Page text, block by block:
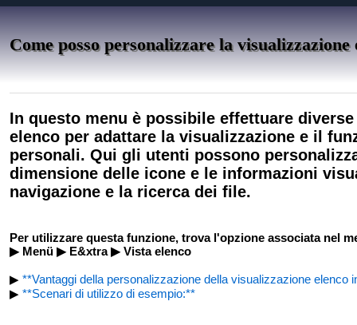
Come posso personalizzare la
In questo menu è possibile effettuare
elenco per adattare la visualizzazione e il
personali. Qui gli utenti possono
dimensione delle icone e le informazioni
navigazione e la ricerca dei file.
Per utilizzare questa funzione, trova l'opzione associata nel
▶ Menü ▶ E&xtra ▶ Vista elenco
▶ **Vantaggi della personalizzazione della visualizzazione elenco
▶ **Scenari di utilizzo di esempio:**